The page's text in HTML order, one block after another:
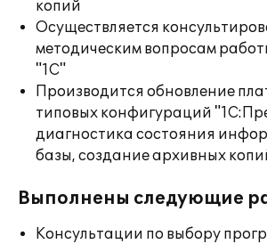
копий
Осуществляется
методическим вопросам
"1С"
Производится обновление
типовых конфигураций
диагностика состояния
базы, создание архивных
Выполнены следующие
Консультации по выбору